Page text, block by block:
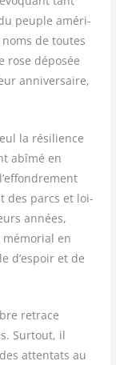
peuple amé­ri­
de toutes
rose dépo­sée
anni­ver­saire,
la rési­lience
abî­mé en
des parcs et loi­
années,
mémo­rial en
d’espoir et de
retrace
Sur­tout, il
atten­tats au